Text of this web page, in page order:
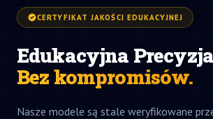
CERTYFIKAT JAKOŚCI EDUKACYJNEJ
Edukacyjna
Bez kompromisów.
Nasze modele są stale weryfikowane